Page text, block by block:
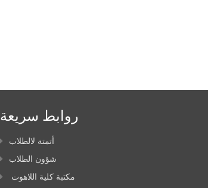
روابط سريعة
أتمتة لالطلاب
شؤون الطلاب
مكتبة كلية اللاهوت